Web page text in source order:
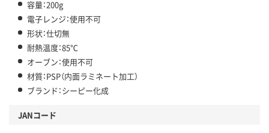
容量：200g
電子レンジ：使用不可
形状：仕切無
耐熱温度：85℃
オーブン：使用不可
材質：PSP（内面ラミネート加工）
ブランド：シーピー化成
JANコード